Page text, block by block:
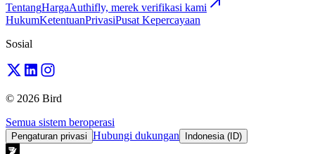
TentangHargaAuthifly, merek verifikasi kami
HukumKetentuanPrivasiPusat Kepercayaan
Sosial
© 2026 Bird
Semua sistem beroperasi
Pengaturan privasi Hubungi dukungan Indonesia (ID)